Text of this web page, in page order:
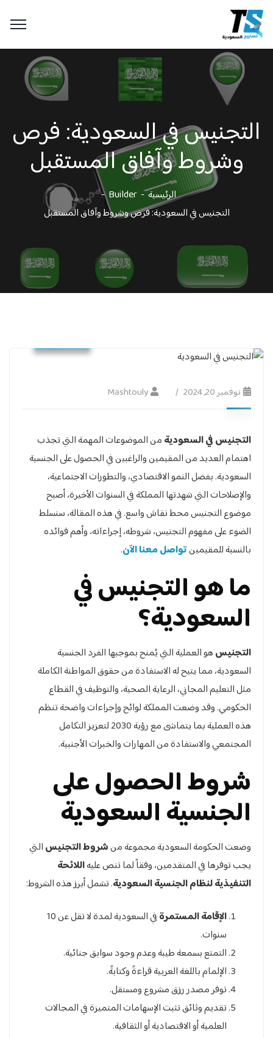
التجنيس في السعودية: فرص
وشروط وآفاق المستقبل
الرئيسية
Builder
التجنيس في السعودية: فرص وشروط وآفاق المستقبل
نوفمبر 20, 2024 Mashtouly
التجنيس في السعوديةمن الموضوعات المهمة التي تجذب
اهتمام العديد من المقيمين والراغبين في الحصول على الجنسية
السعودية. بفضل النمو الاقتصادي، والتطورات الاجتماعية،
والإصلاحات التي شهدتها المملكة في السنوات الأخيرة، أصبح
موضوع التجنيس محط نقاش واسع. في هذه المقالة، سنسلط
الضوء على مفهوم التجنيس، شروطه، إجراءاته، وأهم فوائده
بالنسبة للمقيمينتواصل معنا الآن.
ما هو التجنيس في
السعودية؟
التجنيسهو العملية التي يُمنح بموجبها الفرد الجنسية
السعودية، مما يتيح له الاستفادة من حقوق المواطنة الكاملة
مثل التعليم المجاني، الرعاية الصحية، والتوظيف في القطاع
الحكومي. وقد وضعت المملكة لوائح وإجراءات واضحة تنظم
هذه العملية بما يتماشى مع رؤية 2030 لتعزيز التكامل
المجتمعي والاستفادة من المهارات والخبرات الأجنبية.
شروط الحصول على
الجنسية السعودية
وضعت الحكومة السعودية مجموعة منشروط التجنيسالتي
يجب توفرها في المتقدمين، وفقاً لما تنص عليهاللائحة
التنفيذية لنظام الجنسية السعودية. تشمل أبرز هذه الشروط:
الإقامة المستمرة
في السعودية لمدة لا تقل عن 10
سنوات.
التمتع بسمعة طيبة وعدم وجود سوابق جنائية.
الإلمام باللغة العربية قراءةً وكتابةً.
توفر مصدر رزق مشروع ومستقل.
تقديم وثائق تثبت الإسهامات المتميزة في المجالات
العلمية أو الاقتصادية أو الثقافية.